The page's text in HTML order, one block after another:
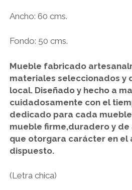
Ancho: 60 cms.
Fondo: 50 cms.
Mueble fabricado
materiales seleccionados y
local. Diseñado y hecho a
cuidadosamente con el
dedicado para cada
mueble firme,duradero y
que otorgara carácter en el
dispuesto.
(Letra chica)